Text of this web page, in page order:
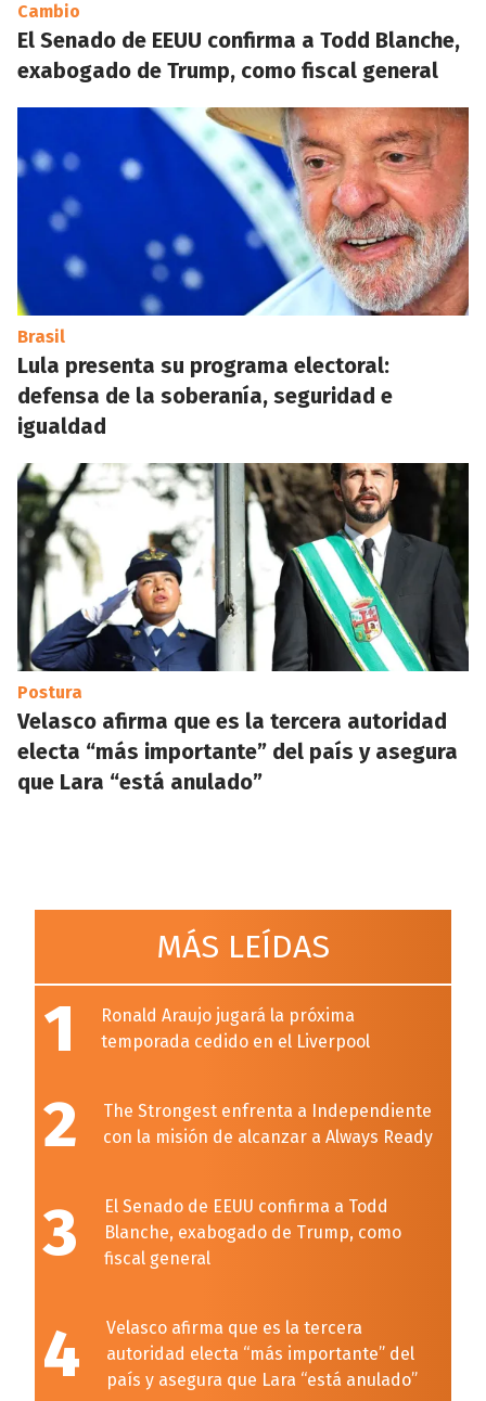
Cambio
El Senado de EEUU confirma a Todd Blanche,
exabogado de Trump, como fiscal general
Brasil
Lula presenta su programa electoral:
defensa de la soberanía, seguridad e
igualdad
Postura
Velasco afirma que es la tercera autoridad
electa “más importante” del país y asegura
que Lara “está anulado”
MÁS LEÍDAS
1
Ronald Araujo jugará la próxima
temporada cedido en el Liverpool
2
The Strongest enfrenta a Independiente
con la misión de alcanzar a Always Ready
3
El Senado de EEUU confirma a Todd
Blanche, exabogado de Trump, como
fiscal general
4
Velasco afirma que es la tercera
autoridad electa “más importante” del
país y asegura que Lara “está anulado”